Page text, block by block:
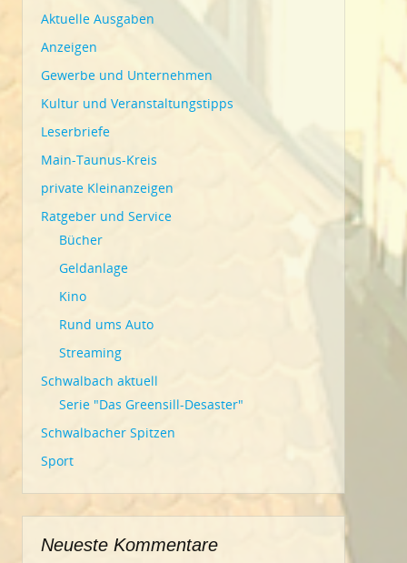
Aktuelle Ausgaben
Anzeigen
Gewerbe und Unternehmen
Kultur und Veranstaltungstipps
Leserbriefe
Main-Taunus-Kreis
private Kleinanzeigen
Ratgeber und Service
Bücher
Geldanlage
Kino
Rund ums Auto
Streaming
Schwalbach aktuell
Serie "Das Greensill-Desaster"
Schwalbacher Spitzen
Sport
Neueste Kommentare